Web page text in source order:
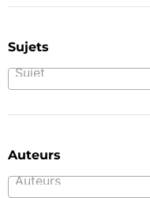
Sujets
Sujet
Auteurs
Auteurs